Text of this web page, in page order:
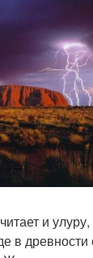
и улуру,
в древности